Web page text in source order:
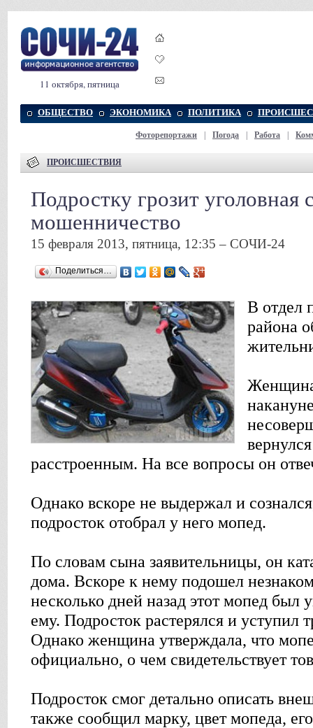
11 октября, пятница
ОБЩЕСТВО ЭКОНОМИКА ПОЛИТИКА
Фоторепортажи Погода Работа
ПРОИСШЕСТВИЯ
Подростку грозит уголовная
мошенничество
15 февраля 2013, пятница, 12:35 – СОЧИ-24
Поделиться…
В отдел
района
Женщина
расстроенным. На все вопросы он
Однако вскоре не выдержал и
подросток отобрал у него мопед.
По словам сына заявительницы, он
дома. Вскоре к нему подошел
несколько дней назад этот мопед был
ему. Подросток растерялся и уступил
Однако женщина утверждала, что
официально, о чем свидетельствует
Подросток смог детально описать
также сообщил марку, цвет мопеда,